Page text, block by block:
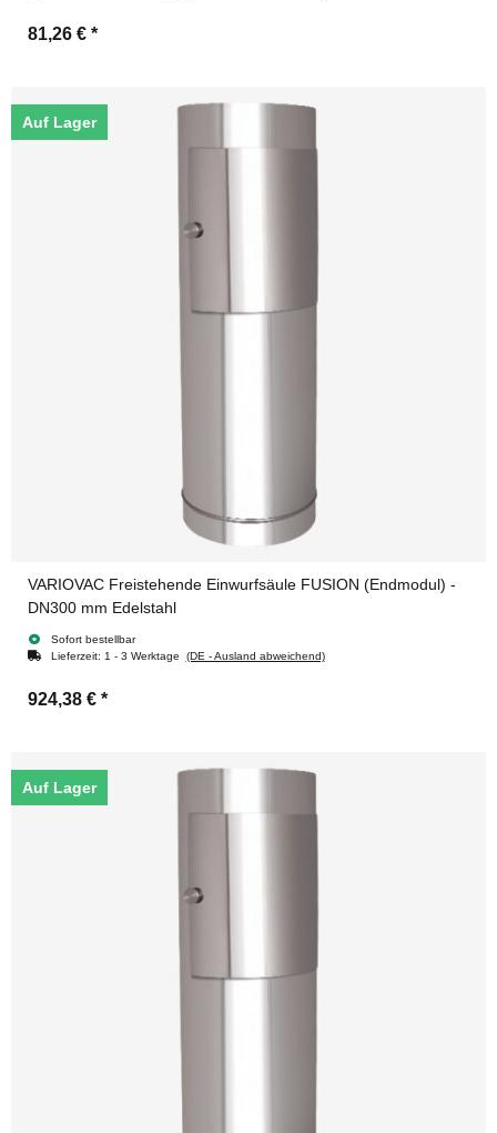
81,26 € *
Auf Lager
VARIOVAC Freistehende Einwurfsäule FUSION (Endmodul) -
DN300 mm Edelstahl
Sofort bestellbar
Lieferzeit: 1 - 3 Werktage (DE - Ausland abweichend)
924,38 € *
Auf Lager